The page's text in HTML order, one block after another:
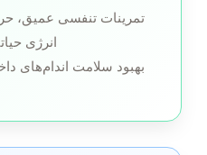
تمرینات تنفسی عمیق،
انرژی
بهبود سلامت اندام‌های